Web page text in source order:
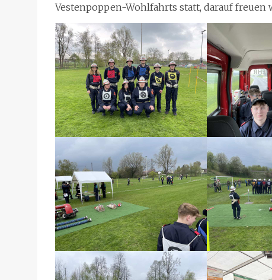
Vestenpoppen-Wohlfahrts statt, darauf freuen